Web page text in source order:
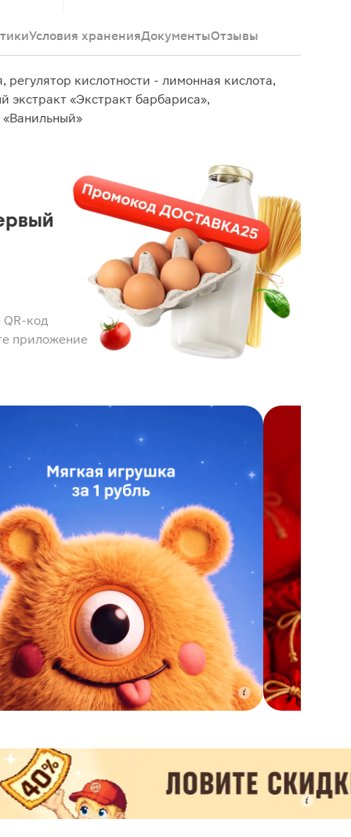
Условия храненияДокументыОтзывы
регулятор кислотности - лимонная кислота,
экстракт «Экстракт барбариса»,
код
приложение